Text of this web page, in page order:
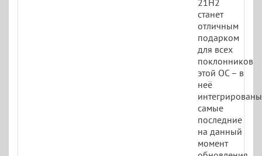
21H2
станет
отличным
подарком
для всех
поклонников
этой ОС – в
неё
интегрированы
самые
последние
на данный
момент